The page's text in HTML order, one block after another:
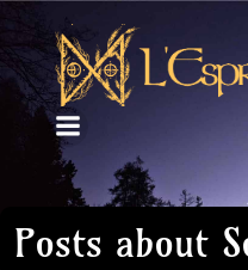
Posts about